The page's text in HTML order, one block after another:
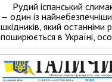
Рудий іспанський
— один із
шкідників, який останніми
поширюється в Україні,